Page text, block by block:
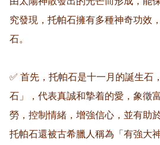
究發現，托帕石擁有多種神奇功效
石。
✅ 首先，托帕石是十一月的誕生石
石」，代表真誠和摯着的愛，象徵
勞，控制情緒，增強信心，並有助
托帕石還被古希臘人稱為「有強大